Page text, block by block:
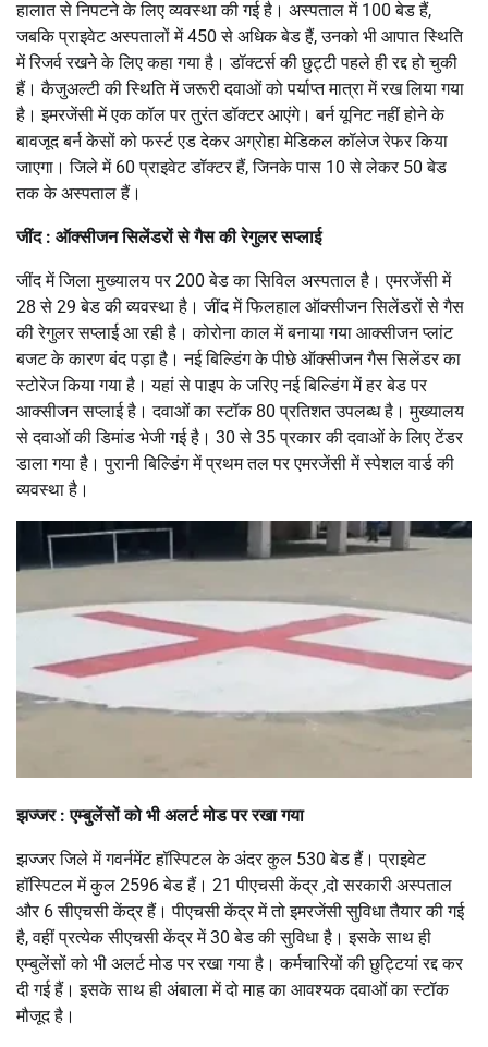
हालात से निपटने के लिए व्यवस्था की गई है। अस्पताल में 100 बेड हैं,
जबकि प्राइवेट अस्पतालों में 450 से अधिक बेड हैं, उनको भी आपात स्थिति
में रिजर्व रखने के लिए कहा गया है। डॉक्टर्स की छुट्टी पहले ही रद्द हो चुकी
हैं। कैजुअल्टी की स्थिति में जरूरी दवाओं को पर्याप्त मात्रा में रख लिया गया
है। इमरजेंसी में एक कॉल पर तुरंत डॉक्टर आएंगे। बर्न यूनिट नहीं होने के
बावजूद बर्न केसों को फर्स्ट एड देकर अग्रोहा मेडिकल कॉलेज रेफर किया
जाएगा। जिले में 60 प्राइवेट डॉक्टर हैं, जिनके पास 10 से लेकर 50 बेड
तक के अस्पताल हैं।
जींद : ऑक्सीजन सिलेंडरों से गैस की रेगुलर सप्लाई
जींद में जिला मुख्यालय पर 200 बेड का सिविल अस्पताल है। एमरजेंसी में
28 से 29 बेड की व्यवस्था है। जींद में फिलहाल ऑक्सीजन सिलेंडरों से गैस
की रेगुलर सप्लाई आ रही है। कोरोना काल में बनाया गया आक्सीजन प्लांट
बजट के कारण बंद पड़ा है। नई बिल्डिंग के पीछे ऑक्सीजन गैस सिलेंडर का
स्टोरेज किया गया है। यहां से पाइप के जरिए नई बिल्डिंग में हर बेड पर
आक्सीजन सप्लाई है। दवाओं का स्टॉक 80 प्रतिशत उपलब्ध है। मुख्यालय
से दवाओं की डिमांड भेजी गई है। 30 से 35 प्रकार की दवाओं के लिए टेंडर
डाला गया है। पुरानी बिल्डिंग में प्रथम तल पर एमरजेंसी में स्पेशल वार्ड की
व्यवस्था है।
झज्जर : एम्बुलेंसों को भी अलर्ट मोड पर रखा गया
झज्जर जिले में गवर्नमेंट हॉस्पिटल के अंदर कुल 530 बेड हैं। प्राइवेट
हॉस्पिटल में कुल 2596 बेड हैं। 21 पीएचसी केंद्र ,दो सरकारी अस्पताल
और 6 सीएचसी केंद्र हैं। पीएचसी केंद्र में तो इमरजेंसी सुविधा तैयार की गई
है, वहीं प्रत्येक सीएचसी केंद्र में 30 बेड की सुविधा है। इसके साथ ही
एम्बुलेंसों को भी अलर्ट मोड पर रखा गया है। कर्मचारियों की छुट्टियां रद्द कर
दी गई हैं। इसके साथ ही अंबाला में दो माह का आवश्यक दवाओं का स्टॉक
मौजूद है।